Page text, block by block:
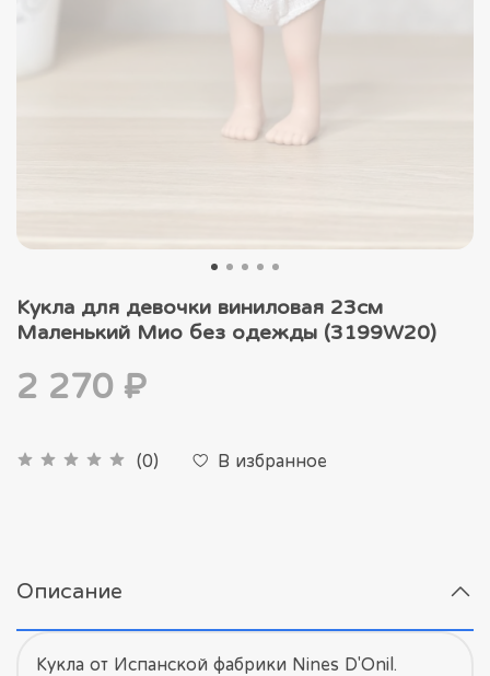
Кукла для девочки виниловая 23см
Маленький Мио без одежды (3199W20)
(0) В избранное
2 270 ₽
Описание
Кукла от Испанской фабрики Nines D'Onil.